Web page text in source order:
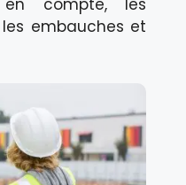
compte, les
embauches et